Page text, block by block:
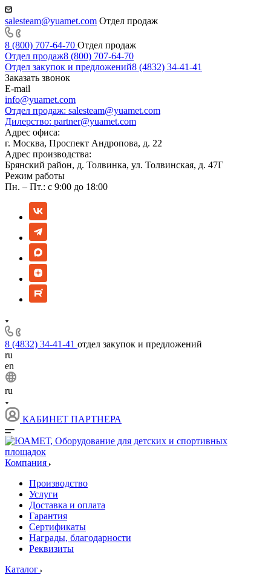
salesteam@yuamet.com Отдел продаж
8 (800) 707-64-70 Отдел продаж
Отдел продаж8 (800) 707-64-70
Отдел закупок и предложений8 (4832) 34-41-41
Заказать звонок
E-mail
info@yuamet.com
Отдел продаж: salesteam@yuamet.com
Дилерство: partner@yuamet.com
Адрес офиса:
г. Москва, Проспект Андропова, д. 22
Адрес производства:
Брянский район, д. Толвинка, ул. Толвинская, д. 47Г
Режим работы
Пн. – Пт.: с 9:00 до 18:00
8 (4832) 34-41-41 отдел закупок и предложений
ru
en
ru
КАБИНЕТ ПАРТНЕРА
Компания
Производство
Услуги
Доставка и оплата
Гарантия
Сертификаты
Награды, благодарности
Реквизиты
Каталог